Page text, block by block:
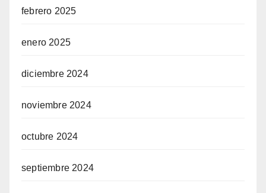
febrero 2025
enero 2025
diciembre 2024
noviembre 2024
octubre 2024
septiembre 2024